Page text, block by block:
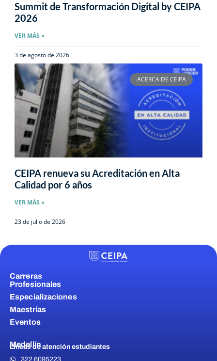
Summit de Transformación Digital by CEIPA
2026
VER MÁS »
3 de agosto de 2026
ACERCA DE CEIPA
CEIPA renueva su Acreditación en Alta
Calidad por 6 años
VER MÁS »
23 de julio de 2026
Carreras
Profesionales
Especializaciones
Maestrías
Eventos
Medellín
Líneas de atención estudiantes
322 6095223